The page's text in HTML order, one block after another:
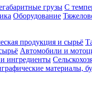
грузы С
Оборудование
продукция и сырьё
Автомобили и
ингредиенты
материалы,